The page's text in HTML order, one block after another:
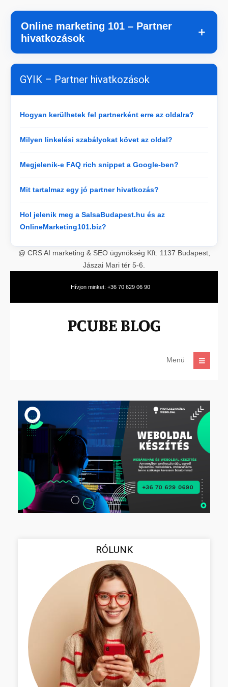
Online marketing 101 – Partner
hivatkozások
＋
GYIK – Partner hivatkozások
Hogyan kerülhetek fel partnerként erre az oldalra?
Milyen linkelési szabályokat követ az oldal?
Megjelenik-e FAQ rich snippet a Google-ben?
Mit tartalmaz egy jó partner hivatkozás?
Hol jelenik meg a SalsaBudapest.hu és az
OnlineMarketing101.biz?
@ CRS AI marketing & SEO ügynökség Kft. 1137 Budapest,
Jászai Mari tér 5-6.
Hívjon minket: +36 70 629 06 90
Menü
RÓLUNK